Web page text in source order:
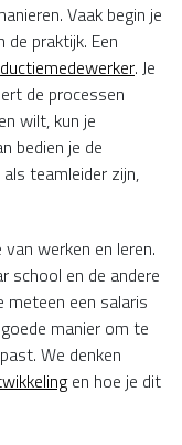
Vaak begin je
praktijk. Een
. Je
de processen
wilt, kun je
bedien je de
teamleider zijn,
werken en leren.
school en de andere
meteen een salaris
manier om te
We denken
en hoe je dit